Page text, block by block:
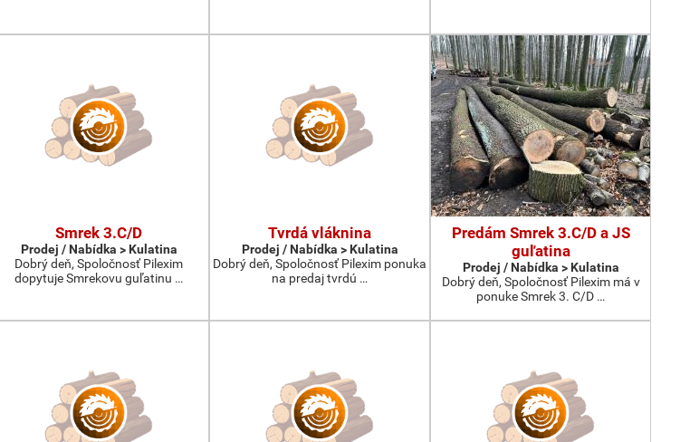
Smrek 3.C/D
Prodej / Nabídka > Kulatina
Dobrý deň, Spoločnosť Pilexim
dopytuje Smrekovu guľatinu …
Tvrdá vláknina
Prodej / Nabídka > Kulatina
Dobrý deň, Spoločnosť Pilexim ponuka
na predaj tvrdú …
Predám Smrek 3.C/D a JS
guľatina
Prodej / Nabídka > Kulatina
Dobrý deň, Spoločnosť Pilexim má v
ponuke Smrek 3. C/D …